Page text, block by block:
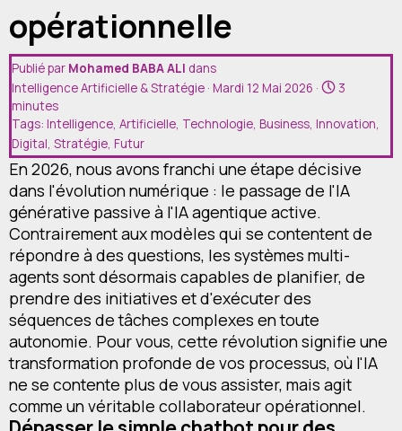
opérationnelle
Publié par Mohamed BABA ALI dans
Intelligence Artificielle & Stratégie · Mardi 12 Mai 2026 ·
3
minutes
Tags: Intelligence, Artificielle, Technologie, Business, Innovation,
Digital, Stratégie, Futur
En 2026, nous avons franchi une étape décisive
dans l'évolution numérique : le passage de l'IA
générative passive à l'IA agentique active.
Contrairement aux modèles qui se contentent de
répondre à des questions, les systèmes multi-
agents sont désormais capables de planifier, de
prendre des initiatives et d'exécuter des
séquences de tâches complexes en toute
autonomie. Pour vous, cette révolution signifie une
transformation profonde de vos processus, où l'IA
ne se contente plus de vous assister, mais agit
comme un véritable collaborateur opérationnel.
Contact